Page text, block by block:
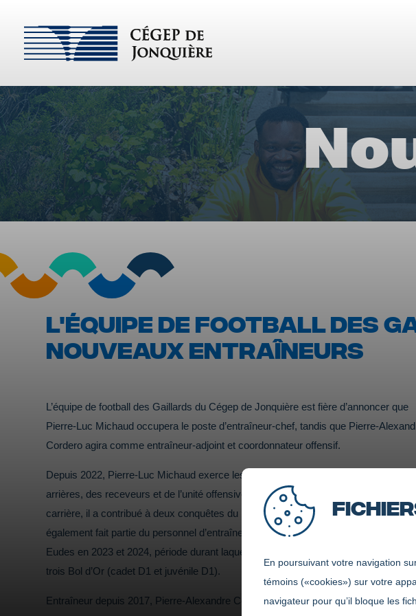
En poursuivant votre navigation
témoins («cookies») sur votre
navigateur pour qu’il bloque les
L'ÉQUIPE DE FOOTBALL DES
NOUVEAUX ENTRAÎNEURS
L’équipe de football des Gaillards du Cégep de Jonquière est fière d’annoncer que
Pierre-Luc Michaud occupera le poste d’entraîneur-chef, tandis que Pierre-
Cordero agira comme entraîneur-adjoint et coordonnateur offensif.
Depuis 2022, Pierre-Luc Michaud exerce les fonctions d’entraîneur des quarts-
arrières, des receveurs et de l’unité offensive au Cégep Limoilou. Au cours de sa
carrière, il a contribué à deux conquêtes du Bol d’Or en football collégial division 1.
également fait partie du personnel d’entraîneurs de l’École secondaire Saint-Jean-
Eudes en 2023 et 2024, période durant laquelle il a aidé le programme à remporter
trois Bol d’Or (cadet D1 et juvénile D1).
Entraîneur depuis 2017, Pierre-Alexandre Cordero a été coordonnateur offensif au